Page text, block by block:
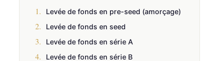
1. Levée de fonds en pre-seed (amorçage)
2. Levée de fonds en seed
3. Levée de fonds en série A
4. Levée de fonds en série B